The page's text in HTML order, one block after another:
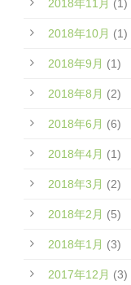
2018年11月 (1)
2018年10月 (1)
2018年9月 (1)
2018年8月 (2)
2018年6月 (6)
2018年4月 (1)
2018年3月 (2)
2018年2月 (5)
2018年1月 (3)
2017年12月 (3)